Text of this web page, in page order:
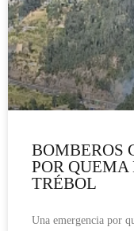
BOMBEROS
POR QUEMA
TRÉBOL
Una emergencia por